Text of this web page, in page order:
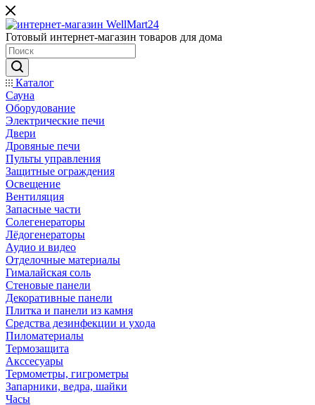
Готовый интернет-магазин товаров для дома
Каталог
Сауна
Оборудование
Электрические печи
Двери
Дровяные печи
Пульты управления
Защитные ограждения
Освещение
Вентиляция
Запасные части
Солегенераторы
Лёдогенераторы
Аудио и видео
Отделочные материалы
Гималайская соль
Стеновые панели
Декоративные панели
Плитка и панели из камня
Средства дезинфекции и ухода
Пиломатериалы
Термозащита
Аксcесуары
Термометры, гигрометры
Запарники, ведра, шайки
Часы